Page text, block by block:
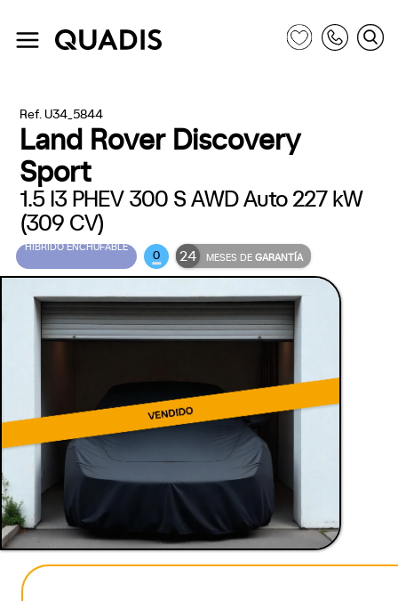
Ref. U34_5844
Land Rover Discovery
Sport
1.5 I3 PHEV 300 S AWD Auto 227 kW
(309 CV)
HÍBRIDO ENCHUFABLE
0 24 MESES DEGARANTÍA